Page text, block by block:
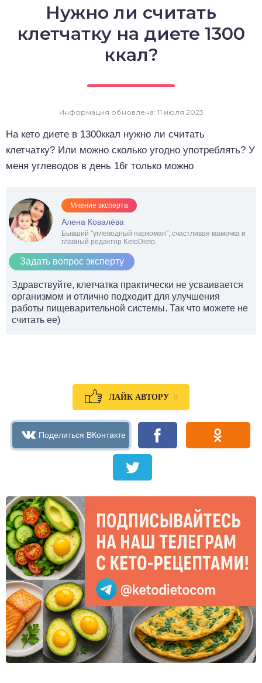
Нужно ли считать
клетчатку на диете 1300
ккал?
Информация обновлена: 11 июля 2023
На кето диете в 1300ккал нужно ли считать
клетчатку? Или можно сколько угодно употреблять? У
меня углеводов в день 16г только можно
Мнение эксперта
Алена Ковалёва
Бывший "углеводный наркоман", счастливая мамочка и
главный редактор KetoDieto.
Задать вопрос эксперту
Здравствуйте, клетчатка практически не усваивается
организмом и отлично подходит для улучшения
работы пищеварительной системы. Так что можете не
считать ее)
ЛАЙК АВТОРУ 0
выпечка